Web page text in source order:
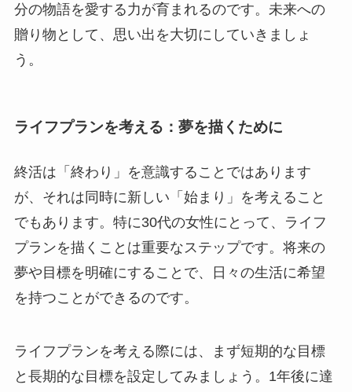
分の物語を愛する力が育まれるのです。未来への
贈り物として、思い出を大切にしていきましょ
う。
ライフプランを考える：夢を描くために
終活は「終わり」を意識することではあります
が、それは同時に新しい「始まり」を考えること
でもあります。特に30代の女性にとって、ライフ
プランを描くことは重要なステップです。将来の
夢や目標を明確にすることで、日々の生活に希望
を持つことができるのです。
ライフプランを考える際には、まず短期的な目標
と長期的な目標を設定してみましょう。1年後に達